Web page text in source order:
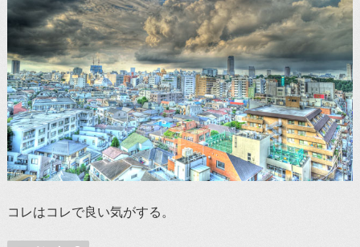
コレはコレで良い気がする。